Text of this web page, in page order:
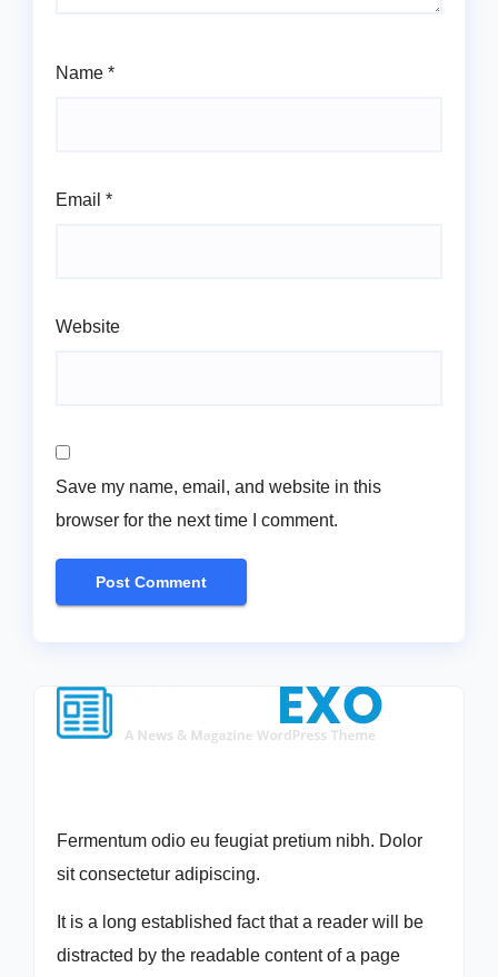
Name *
Email *
Website
Save my name, email, and website in this
browser for the next time I comment.
Fermentum odio eu feugiat pretium nibh. Dolor
sit consectetur adipiscing.
It is a long established fact that a reader will be
distracted by the readable content of a page